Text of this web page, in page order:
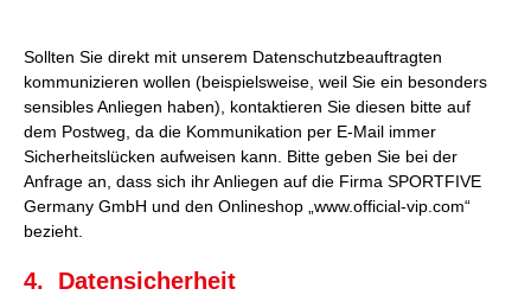
Sollten Sie direkt mit unserem Datenschutzbeauftragten
kommunizieren wollen (beispielsweise, weil Sie ein besonders
sensibles Anliegen haben), kontaktieren Sie diesen bitte auf
dem Postweg, da die Kommunikation per E-Mail immer
Sicherheitslücken aufweisen kann. Bitte geben Sie bei der
Anfrage an, dass sich ihr Anliegen auf die Firma SPORTFIVE
Germany GmbH und den Onlineshop „www.official-vip.com“
bezieht.
4. Datensicherheit